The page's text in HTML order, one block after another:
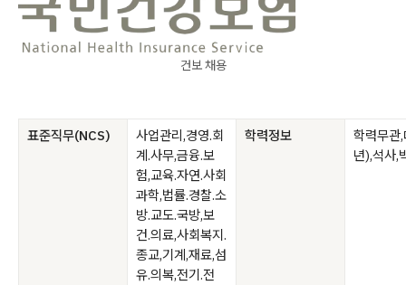
건보 채용
표준직무(NCS)
사업관리,경영.회
계.사무,금융.보
험,교육.자연.사회
과학,법률.경찰.소
방.교도.국방,보
건.의료,사회복지.
종교,기계,재료,섬
유.의복,전기.전
학력정보
학력무관
년),석사,